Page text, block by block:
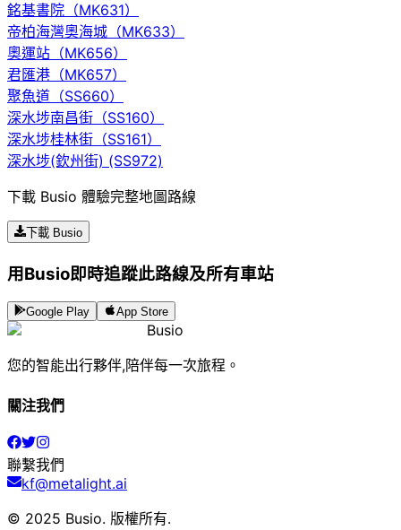
銘基書院（MK631）
帝柏海灣奧海城（MK633）
奧運站（MK656）
君匯港（MK657）
聚魚道（SS660）
深水埗南昌街（SS160）
深水埗桂林街（SS161）
深水埗(欽州街) (SS972)
下載 Busio 體驗完整地圖路線
下載 Busio
用Busio即時追蹤此路線及所有車站
Google Play App Store
Busio
您的智能出行夥伴,陪伴每一次旅程。
關注我們
聯繫我們
kf@metalight.ai
© 2025 Busio. 版權所有.